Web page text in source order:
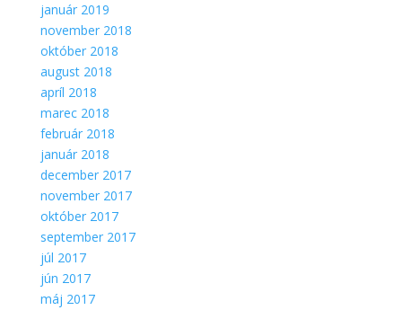
január 2019
november 2018
október 2018
august 2018
apríl 2018
marec 2018
február 2018
január 2018
december 2017
november 2017
október 2017
september 2017
júl 2017
jún 2017
máj 2017